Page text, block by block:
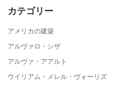
カテゴリー
アメリカの建築
アルヴァロ・シザ
アルヴァ・アアルト
ウイリアム・メレル・ヴォーリズ